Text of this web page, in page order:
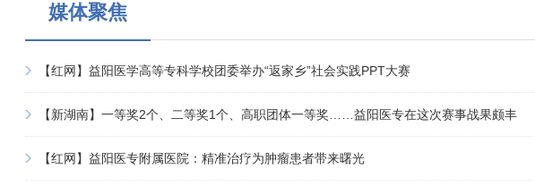
媒体聚焦
【红网】益阳医学高等专科学校团委举办“返家乡”社会实践PPT大赛
【新湖南】一等奖2个、二等奖1个、高职团体一等奖……益阳医专在这次赛事战果颇丰
【红网】益阳医专附属医院：精准治疗为肿瘤患者带来曙光